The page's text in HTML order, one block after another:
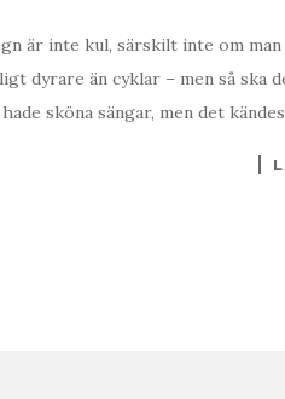
är inte kul, särskilt inte om
dyrare än cyklar – men så ska
sköna sängar, men det